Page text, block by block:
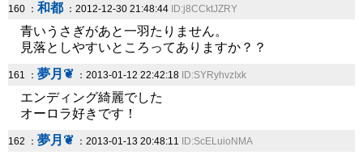
160 ： 和都 ：2012-12-30 21:48:44 ID:j8CCktJZRY
青いうさぎがあと一羽たりません。
見落としやすいところってありますか？？
161 ： 夢月❦ ：2013-01-12 22:42:18 ID:SYRyhvzIxk
エンディング綺麗でした
オーロラ好きです！
162 ： 夢月❦ ：2013-01-13 20:48:11 ID:ScELuioNMA